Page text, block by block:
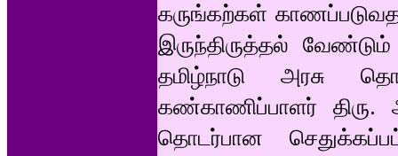
கருங்கற்கள்
இருந்திருத்தல்
தமிழ்நாடு அரசு
கண்காணிப்பாளர்
தொடர்பான